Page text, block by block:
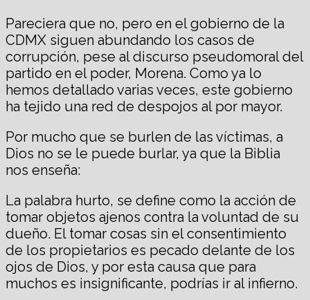
Pareciera que no, pero en el gobierno de la
CDMX siguen abundando los casos de
corrupción, pese al discurso pseudomoral del
partido en el poder, Morena. Como ya lo
hemos detallado varias veces, este gobierno
ha tejido una red de despojos al por mayor.
Por mucho que se burlen de las víctimas, a
Dios no se le puede burlar, ya que la Biblia
nos enseña:
La palabra hurto, se define como la acción de
tomar objetos ajenos contra la voluntad de su
dueño. El tomar cosas sin el consentimiento
de los propietarios es pecado delante de los
ojos de Dios, y por esta causa que para
muchos es insignificante, podrías ir al infierno.